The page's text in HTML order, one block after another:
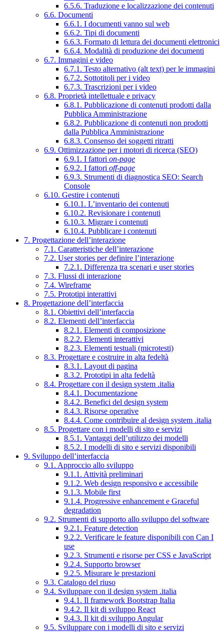
6.5.6. Traduzione e localizzazione dei contenuti
6.6. Documenti
6.6.1. I documenti vanno sul web
6.6.2. Tipi di documenti
6.6.3. Formato di lettura dei documenti elettronici
6.6.4. Modalità di produzione dei documenti
6.7. Immagini e video
6.7.1. Testo alternativo (alt text) per le immagini
6.7.2. Sottotitoli per i video
6.7.3. Trascrizioni per i video
6.8. Proprietà intellettuale e privacy
6.8.1. Pubblicazione di contenuti prodotti dalla
Pubblica Amministrazione
6.8.2. Pubblicazione di contenuti non prodotti
dalla Pubblica Amministrazione
6.8.3. Consenso dei soggetti ritratti
6.9. Ottimizzazione per i motori di ricerca (SEO)
6.9.1. I fattori on-page
6.9.2. I fattori off-page
6.9.3. Strumenti di diagnostica SEO: Search
Console
6.10. Gestire i contenuti
6.10.1. L’inventario dei contenuti
6.10.2. Revisionare i contenuti
6.10.3. Migrare i contenuti
6.10.4. Pubblicare i contenuti
7. Progettazione dell’interazione
7.1. Caratteristiche dell’interazione
7.2. User stories per definire l’interazione
7.2.1. Differenza tra scenari e user stories
7.3. Flussi di interazione
7.4. Wireframe
7.5. Prototipi interattivi
8. Progettazione dell’interfaccia
8.1. Obiettivi dell’interfaccia
8.2. Elementi dell’interfaccia
8.2.1. Elementi di composizione
8.2.2. Elementi interattivi
8.2.3. Elementi testuali (microtesti)
8.3. Progettare e costruire in alta fedeltà
8.3.1. Layout di pagina
8.3.2. Prototipi in alta fedeltà
8.4. Progettare con il design system .italia
8.4.1. Documentazione
8.4.2. Benefici del design system
8.4.3. Risorse operative
8.4.4. Come contribuire al design system .italia
8.5. Progettare con i modelli di sito e servizi
8.5.1. Vantaggi dell’utilizzo dei modelli
8.5.2. I modelli di sito e servizi disponibili
9. Sviluppo dell’interfaccia
9.1. Approccio allo sviluppo
9.1.1. Attività preliminari
9.1.2. Web design responsivo e accessibile
9.1.3. Mobile first
9.1.4. Progressive enhancement e Graceful
degradation
9.2. Strumenti di supporto allo sviluppo del software
9.2.1. Feature detection
9.2.2. Verificare le feature disponibili con Can I
use
9.2.3. Strumenti e risorse per CSS e JavaScript
9.2.4. Supporto browser
9.2.5. Misurare le prestazioni
9.3. Catalogo del riuso
9.4. Sviluppare con il design system .italia
9.4.1. Il framework Bootstrap Italia
9.4.2. Il kit di sviluppo React
9.4.3. Il kit di sviluppo Angular
9.5. Sviluppare con i modelli di sito e servizi